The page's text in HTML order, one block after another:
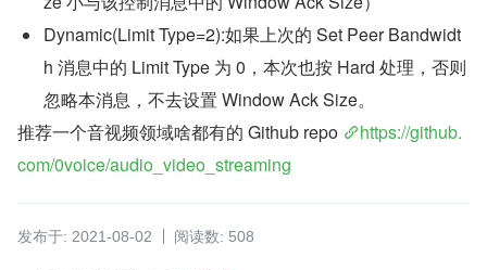
Dynamic(Limit Type=2):如果上次的 Set Peer Bandwidt
h 消息中的 Limit Type 为 0，本次也按 Hard 处理，否则
忽略本消息，不去设置 Window Ack Size。
推荐一个音视频领域啥都有的 Github repo
https://github.
com/0voice/audio_video_streaming
发布于: 2021-08-02 阅读数: 508